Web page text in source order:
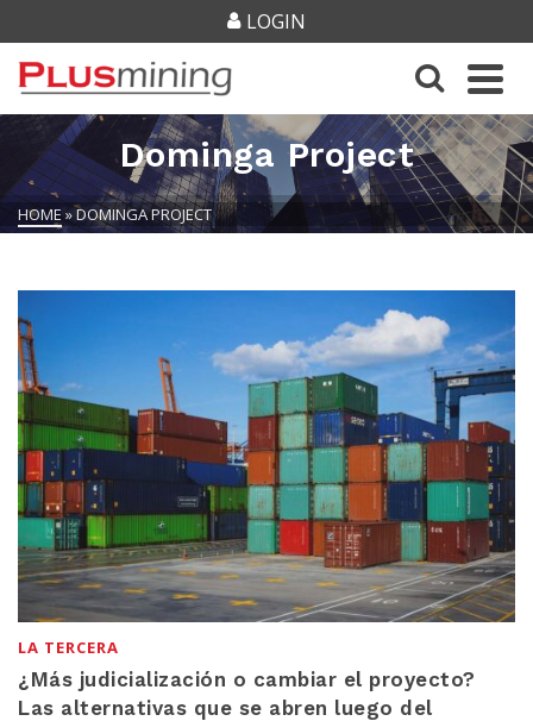
LOGIN
Dominga Project
HOME»DOMINGA PROJECT
LA TERCERA
¿Más judicialización o cambiar el proyecto?
Las alternativas que se abren luego del